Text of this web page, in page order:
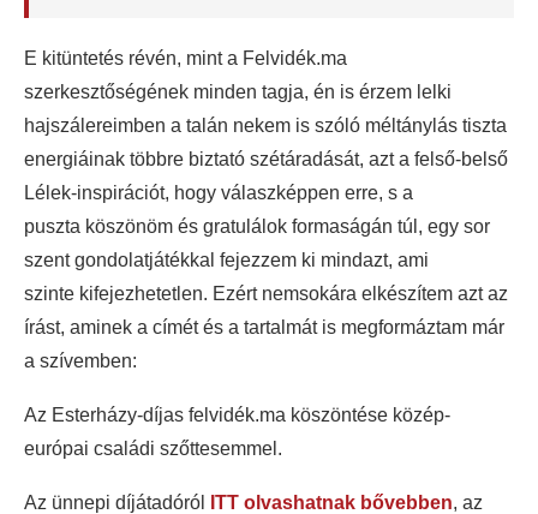
E kitüntetés révén, mint a Felvidék.ma
szerkesztőségének minden tagja, én is érzem lelki
hajszálereimben a talán nekem is szóló méltánylás tiszta
energiáinak többre biztató szétáradását, azt a felső-belső
Lélek-inspirációt, hogy válaszképpen erre, s a
puszta köszönöm és gratulálok formaságán túl, egy sor
szent gondolatjátékkal fejezzem ki mindazt, ami
szinte kifejezhetetlen. Ezért nemsokára elkészítem azt az
írást, aminek a címét és a tartalmát is megformáztam már
a szívemben:
Az Esterházy-díjas felvidék.ma köszöntése közép-
európai családi szőttesemmel.
Az ünnepi díjátadóról ITT olvashatnak bővebben, az